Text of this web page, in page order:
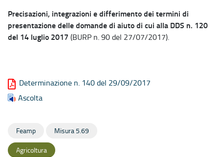
Precisazioni, integrazioni e differimento dei termini di
presentazione delle domande di aiuto di cui alla DDS n. 120
del 14 luglio 2017 (BURP n. 90 del 27/07/2017).
Determinazione n. 140 del 29/09/2017
Ascolta
Feamp Misura 5.69
Agricoltura